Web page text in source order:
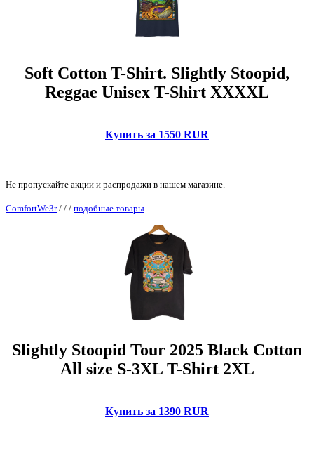
Soft Cotton T-Shirt. Slightly Stoopid,
Reggae Unisex T-Shirt XXXXL
Купить за 1550 RUR
Не пропускайте акции и распродажи в нашем магазине.
ComfortWe3r/ / / подобные товары
Slightly Stoopid Tour 2025 Black Cotton
All size S-3XL T-Shirt 2XL
Купить за 1390 RUR